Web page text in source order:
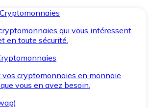
qui vous intéressent
en toute sécurité.
vos cryptomonnaies en monnaie
vous en avez besoin.